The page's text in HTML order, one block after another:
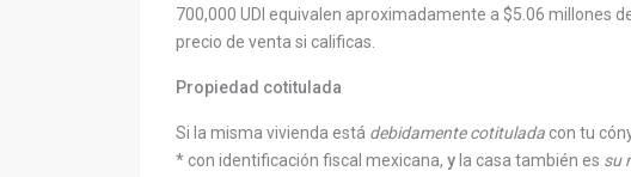
700,000 UDI equivalen aproximadamente a $5.06 millones
precio de venta si calificas.
Propiedad cotitulada
Si la misma vivienda está debidamente cotitulada con tu
* con identificación fiscal mexicana, y la casa también es su